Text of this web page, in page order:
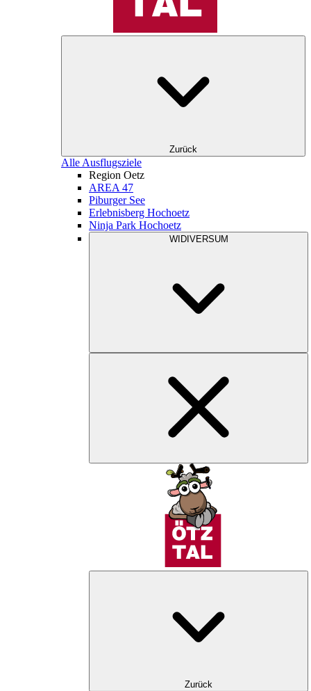
Zurück
Alle Ausflugsziele
Region Oetz
AREA 47
Piburger See
Erlebnisberg Hochoetz
Ninja Park Hochoetz
WIDIVERSUM
Zurück